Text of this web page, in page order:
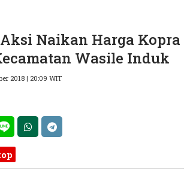
Aksi Naikan Harga Kopra
Wasile Induk
2018 | 20:09 WIT